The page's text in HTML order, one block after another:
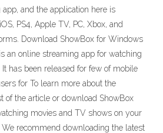
and the application here is
PS4, Apple TV, PC, Xbox, and
Download ShowBox for Windows
an online streaming app for watching
has been released for few of mobile
for To learn more about the
of the article or download ShowBox
movies and TV shows on your
recommend downloading the latest